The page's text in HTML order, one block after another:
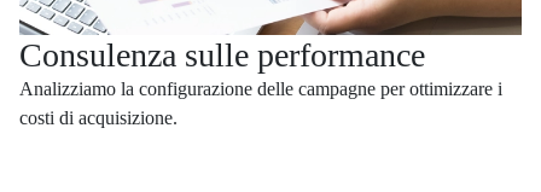
Consulenza sulle performance
Analizziamo la configurazione delle campagne per ottimizzare i
costi di acquisizione.